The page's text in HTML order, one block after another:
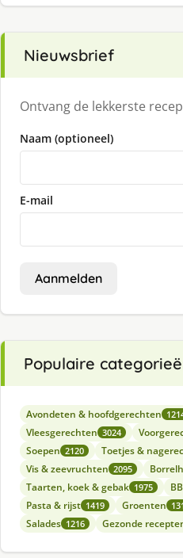
Nieuwsbrief
Ontvang de lekkerste
Naam (optioneel)
E-mail
Aanmelden
Populaire
Avondeten & hoofdgerechten
Vleesgerechten 3024
Soepen 2120 Toetjes &
Vis & zeevruchten 2095
Taarten, koek & gebak 1975
Pasta & rijst 1419 Groenten
Salades 1216 Gezonde